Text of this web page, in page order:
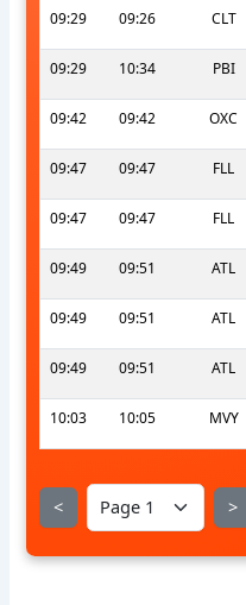
09:29 09:26 CLT
09:29 10:34 PBI
09:42 09:42 OXC
09:47 09:47 FLL
09:47 09:47 FLL
09:49 09:51 ATL
09:49 09:51 ATL
09:49 09:51 ATL
10:03 10:05 MVY
< >